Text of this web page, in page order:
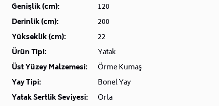
Genişlik (cm):
120
Derinlik (cm):
200
Yükseklik (cm):
22
Ürün Tipi:
Yatak
Üst Yüzey Malzemesi:
Örme Kumaş
Yay Tipi:
Bonel Yay
Yatak Sertlik Seviyesi:
Orta